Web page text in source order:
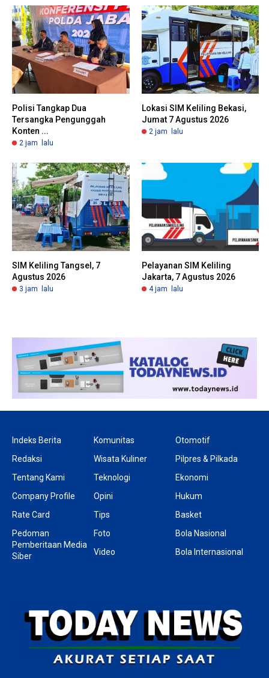
Polisi Tangkap Dua
Tersangka Pengunggah
Konten ...
2 jam lalu
Lokasi SIM Keliling Bekasi,
Jumat 7 Agustus 2026
2 jam lalu
SIM Keliling Tangsel, 7
Agustus 2026
3 jam lalu
Pelayanan SIM Keliling
Jakarta, 7 Agustus 2026
4 jam lalu
Indeks Berita
Redaksi
Tentang Kami
Company Profile
Rate Card
Pedoman
Pemberitaan Media
Siber
Komunitas
Wisata Kuliner
Teknologi
Opini
Tips
Foto
Video
Otomotif
Pilpres & Pilkada
Ekonomi
Hukum
Basket
Bola Nasional
Bola Internasional